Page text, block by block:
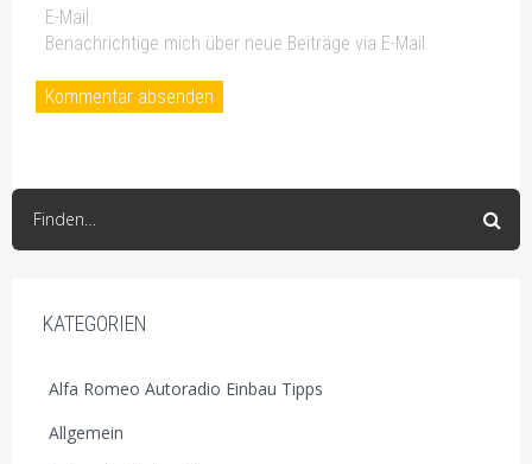
E-Mail.
Benachrichtige mich über neue Beiträge via E-Mail.
Finden…
KATEGORIEN
Alfa Romeo Autoradio Einbau Tipps
Allgemein